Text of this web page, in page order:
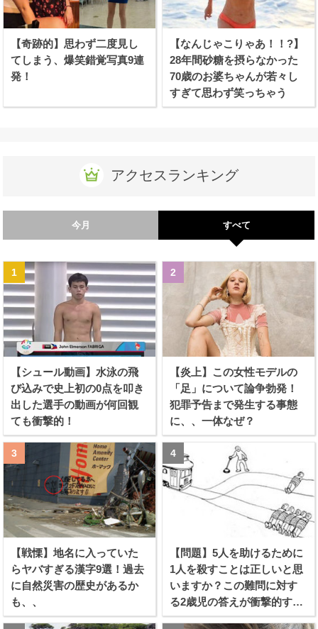
【奇跡的】思わず二度見し
てしまう、爆笑錯覚写真9連
発！
【なんじゃこりゃあ！！?】
28年間砂糖を摂らなかった
70歳のお婆ちゃんが若々し
すぎて思わず笑っちゃう
アクセスランキング
今月 すべて
【シュール動画】水泳の飛
び込みで史上初の0点を叩き
出した選手の動画が何回観
ても衝撃的！
【炎上】この女性モデルの
「足」について論争勃発！
犯罪予告まで発生する事態
に、、一体なぜ？
【戦慄】地名に入っていた
らヤバすぎる漢字9選！過去
に自然災害の歴史があるか
も、、
【問題】5人を助けるために
1人を殺すことは正しいと思
いますか？この難問に対す
る2歳児の答えが衝撃的すぎ
る！！